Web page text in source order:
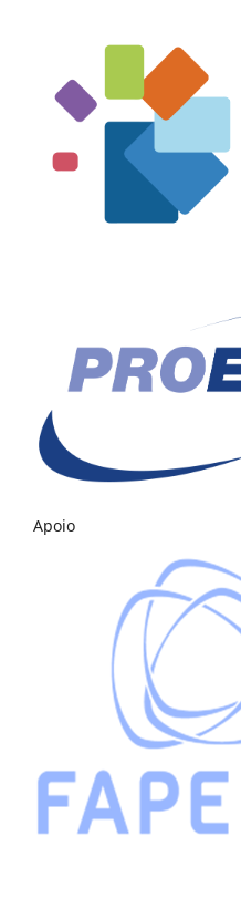
Apoio